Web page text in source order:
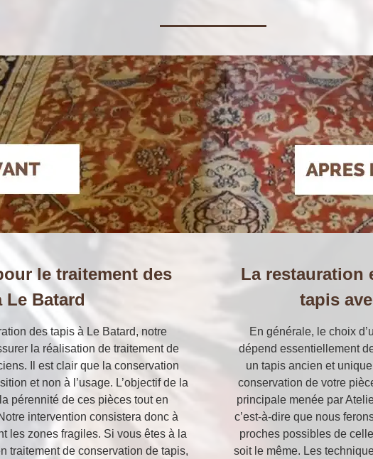
le traitement des
Le Batard
des tapis à Le Batard, notre
la réalisation de traitement de
Il est clair que la conservation
et non à l’usage. L’objectif de la
pérennité de ces pièces tout en
intervention consistera donc à
les zones fragiles. Si vous êtes à la
traitement de conservation de tapis,
La restauration
tapis
En générale, le choix
dépend essentiellement
un tapis ancien et
conservation de votre
principale menée par
c’est-à-dire que nous
proches possibles de
soit le même. Les